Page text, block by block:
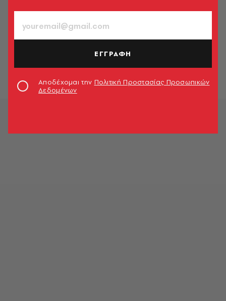
ΚΟΣΜΟΣ
Ο θαυμαστός νέος κόσμος του Σι
Τζινπίνγκ
Άγης Παπαγεωργίου
ΕΓΓΡΑΦΗ
Αποδέχομαι την Πολιτική Προστασίας Προσωπικών
Δεδομένων